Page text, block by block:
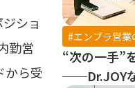
ショ
勤営
から受
#エンプラ営業
“次の一手”
──Dr.JOY